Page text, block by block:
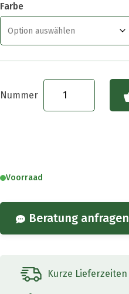
Farbe
1m
Voorraad
Beratung anfragen
Kurze Lieferzeiten